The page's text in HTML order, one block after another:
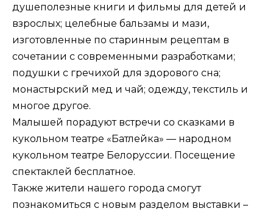
душеполезные книги и фильмы для детей и
взрослых; целебные бальзамы и мази,
изготовленные по старинным рецептам в
сочетании с современными разработками;
подушки с гречихой для здорового сна;
монастырский мед и чай; одежду, текстиль и
многое другое.
Малышей порадуют встречи со сказками в
кукольном театре «Батлейка» — народном
кукольном театре Белоруссии. Посещение
спектаклей бесплатное.
Также жители нашего города смогут
познакомиться с новым разделом выставки –